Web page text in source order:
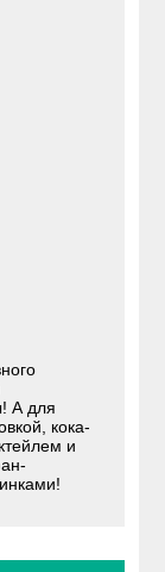
А для
кока-
и